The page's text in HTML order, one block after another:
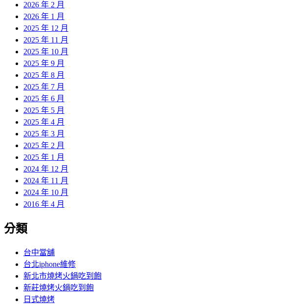
2026 年 2 月
2026 年 1 月
2025 年 12 月
2025 年 11 月
2025 年 10 月
2025 年 9 月
2025 年 8 月
2025 年 7 月
2025 年 6 月
2025 年 5 月
2025 年 4 月
2025 年 3 月
2025 年 2 月
2025 年 1 月
2024 年 12 月
2024 年 11 月
2024 年 10 月
2016 年 4 月
分類
台中當舖
台北iphone維修
新北市燒烤火鍋吃到飽
新莊燒烤火鍋吃到飽
日式燒烤